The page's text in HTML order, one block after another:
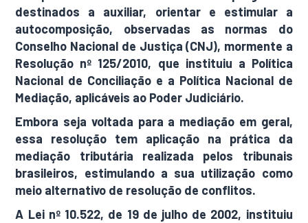
destinados a auxiliar, orientar e estimular a
autocomposição, observadas as normas do
Conselho Nacional de Justiça (CNJ), mormente a
Resolução nº 125/2010, que instituiu a Política
Nacional de Conciliação e a Política Nacional de
Mediação, aplicáveis ao Poder Judiciário.
Embora seja voltada para a mediação em geral,
essa resolução tem aplicação na prática da
mediação tributária realizada pelos tribunais
brasileiros, estimulando a sua utilização como
meio alternativo de resolução de conflitos.
A Lei nº 10.522, de 19 de julho de 2002, instituiu